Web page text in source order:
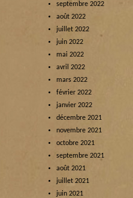
septembre 2022
août 2022
juillet 2022
juin 2022
mai 2022
avril 2022
mars 2022
février 2022
janvier 2022
décembre 2021
novembre 2021
octobre 2021
septembre 2021
août 2021
juillet 2021
juin 2021